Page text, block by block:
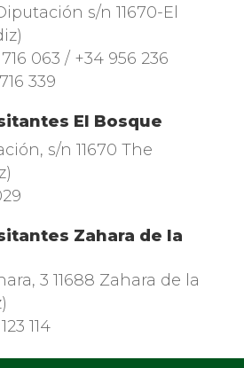
s/n 11670-El
063 / +34 956 236
339
El Bosque
, s/n 11670 The
Zahara de la
, 3 11688 Zahara de la
114